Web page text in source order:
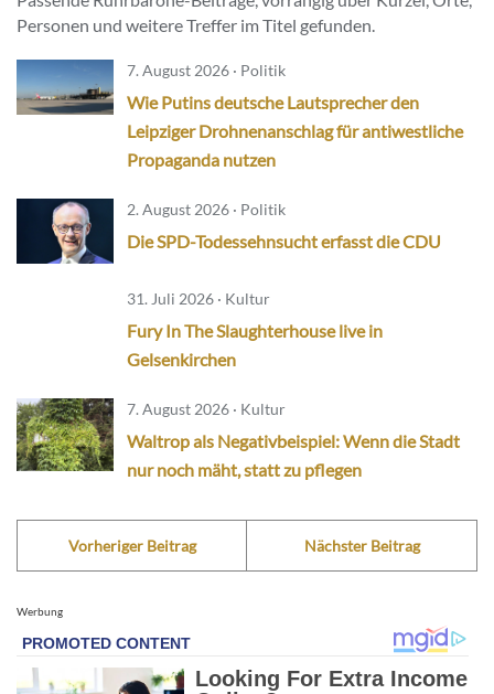
Personen und weitere Treffer im Titel gefunden.
7. August 2026 · Politik
Wie Putins deutsche Lautsprecher den
Leipziger Drohnenanschlag für antiwestliche
Propaganda nutzen
2. August 2026 · Politik
Die SPD-Todessehnsucht erfasst die CDU
31. Juli 2026 · Kultur
Fury In The Slaughterhouse live in
Gelsenkirchen
7. August 2026 · Kultur
Waltrop als Negativbeispiel: Wenn die Stadt
nur noch mäht, statt zu pflegen
Vorheriger Beitrag Nächster Beitrag
Werbung